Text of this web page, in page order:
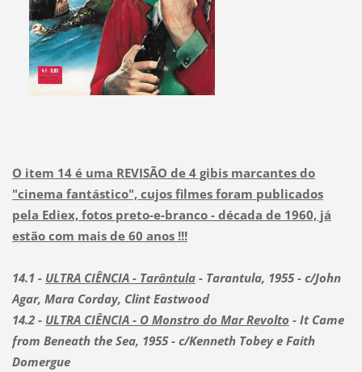
O item 14 é uma REVISÃO de 4 gibis marcantes do
"cinema fantástico", cujos filmes foram publicados
pela Ediex, fotos preto-e-branco - década de 1960, já
estão com mais de 60 anos !!!
14.1 - ULTRA CIÊNCIA - Tarântula- Tarantula, 1955 - c/John
Agar, Mara Corday, Clint Eastwood
14.2 - ULTRA CIÊNCIA - O Monstro do Mar Revolto - It Came
from Beneath the Sea, 1955 - c/Kenneth Tobey e Faith
Domergue